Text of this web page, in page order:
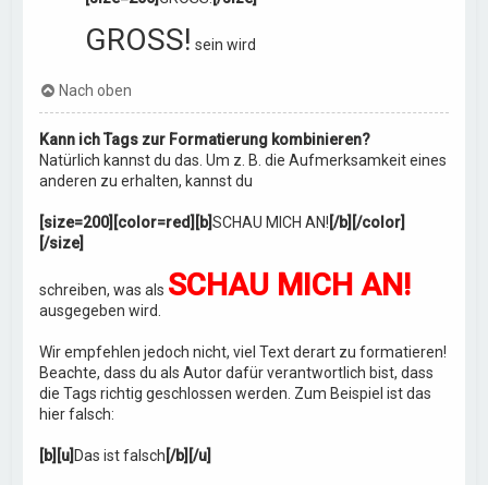
GROSS! sein wird
Nach oben
Kann ich Tags zur Formatierung kombinieren?
Natürlich kannst du das. Um z. B. die Aufmerksamkeit eines
anderen zu erhalten, kannst du
[size=200][color=red][b]SCHAU MICH AN! [/b][/color]
[/size]
schreiben, was als SCHAU MICH AN!
ausgegeben wird.
Wir empfehlen jedoch nicht, viel Text derart zu formatieren!
Beachte, dass du als Autor dafür verantwortlich bist, dass
die Tags richtig geschlossen werden. Zum Beispiel ist das
hier falsch:
[b][u] Das ist falsch [/b][/u]